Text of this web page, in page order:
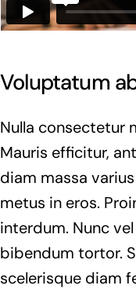
Voluptatum
Nulla consectetur
Mauris efficitur,
diam massa
metus in eros.
interdum. Nunc
bibendum tortor.
scelerisque diam